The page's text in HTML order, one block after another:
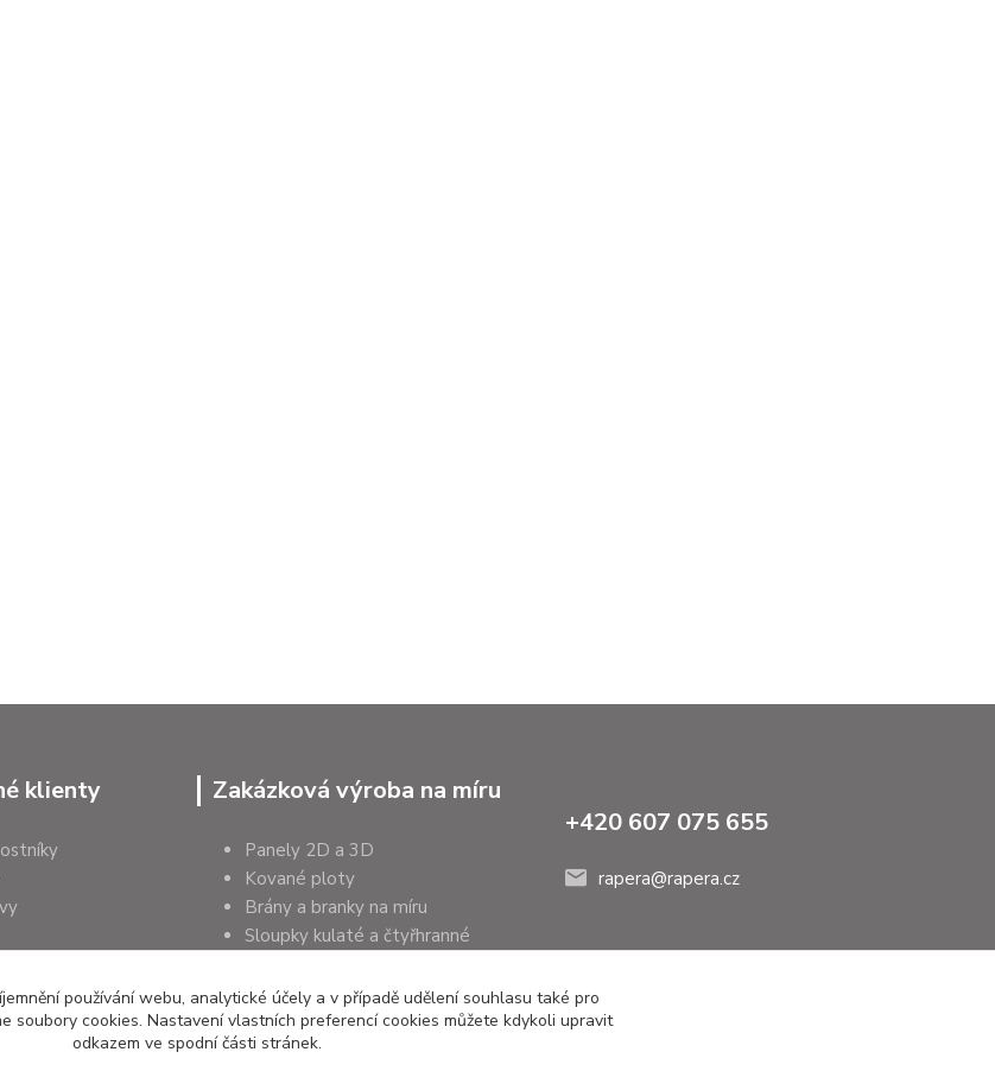
klienty Zakázková výroba na míru
Panely 2D a 3D
Kované ploty
Brány a branky na míru
Sloupky kulaté a čtyřhranné
+420 607 075 655
rapera@rapera.cz
používání webu, analytické účely a v případě udělení souhlasu také pro
soubory cookies. Nastavení vlastních preferencí cookies můžete kdykoli upravit
odkazem ve spodní části stránek.